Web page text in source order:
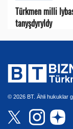
Türkmen milli
tanyşdyryldy
© 2026 BT. Ähli hukuklar